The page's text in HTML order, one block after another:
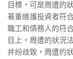
目標，可是周遭的
著重維護投資者符
職工和債務人的符
目上，周遭的狀況
并紛歧致，周遭的